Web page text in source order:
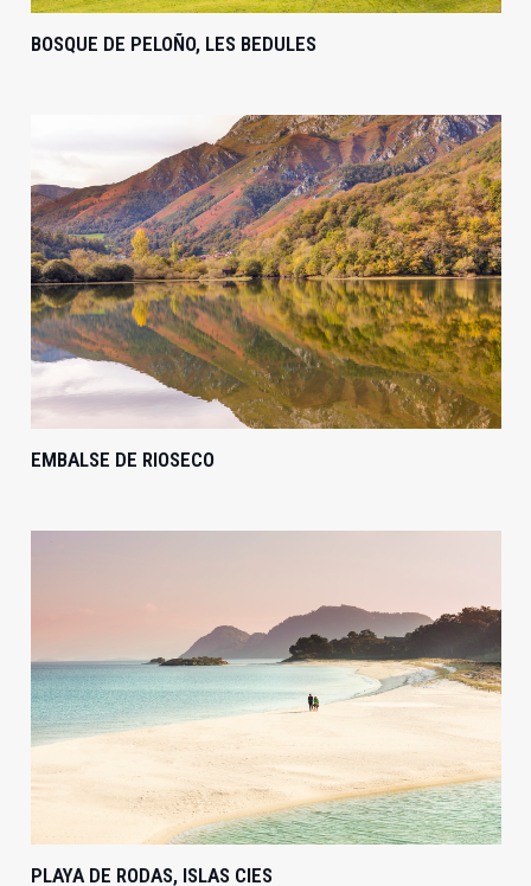
BOSQUE DE PELOÑO, LES BEDULES
EMBALSE DE RIOSECO
PLAYA DE RODAS, ISLAS CIES